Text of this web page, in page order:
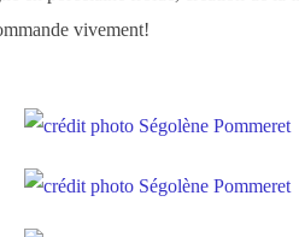
vivement!